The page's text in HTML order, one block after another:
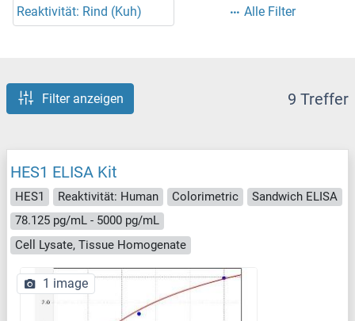
Reaktivität: Rind (Kuh) Alle Filter
Filter anzeigen 9 Treffer
HES1 ELISA Kit
HES1 Reaktivität: Human Colorimetric
Sandwich ELISA
78.125 pg/mL - 5000 pg/mL
Cell Lysate, Tissue Homogenate
1 image